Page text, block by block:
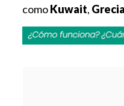
comoKuwait, Grecia